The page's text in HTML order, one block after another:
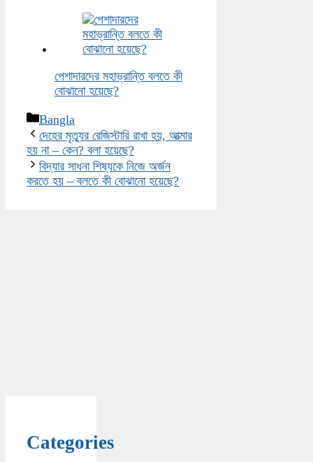
পেশাদারদের মহাভ্রান্তি বলতে কী
বোঝানো হয়েছে?
Categories
Bangla
দেহের মৃত্যুর রেজিস্টারি রাখা হয়, আত্মার
হয় না – কেন? বলা হয়েছে?
বিদ্যার সাধনা শিষ্যকে নিজে অর্জন
করতে হয় – বলতে কী বোঝানো হয়েছে?
Categories